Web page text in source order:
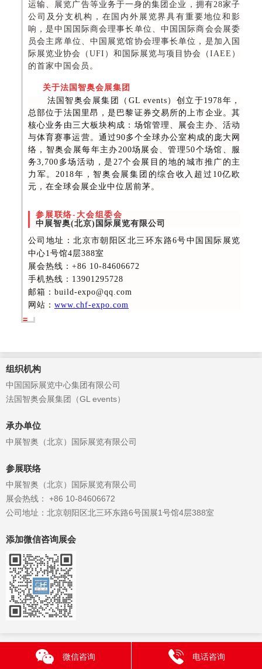
运输、展览广告等业务于一身的集团企业，拥有28家子
公司及分支机构，在国内外展览界具有重要地位和影
响，是中国国际商会理事长单位、中国国际商会会展委
员会主席单位、中国展览馆协会理事长单位，是加入国
际展览业协会（UFI）和国际展览与项目协会（IAEE）
的首家中国会员。
关于法国智奥会展集团
法国智奥会展集团（GL events）创立于1978年，
总部位于法国里昂，是巴黎证券交易所的上市企业。其
核心业务由三大板块构成：场馆管理、展会主办、活动
与体育赛事运营。通过90多个全球办公室构成的庞大网
络，智奥会展每年主办200场展会、管理50个场馆、服
务3,700多场活动，是27个会展目的地的城市推广的主
力军。2018年，智奥会展集团的综合收入超过10亿欧
元，在全球会展企业中位居前茅。
参展联络-大会组委会
中展智奥(北京)国际展览有限公司
公司地址：北京市朝阳区北三环东路6号中国国际展览
中心1号馆4层388室
展会热线 ：+86 10-84606672
手机热线：13901295728
邮箱：build-expo@qq.com
网站： www.chf-expo.com
组织机构
中国国际展览中心集团有限公司
法国智奥会展集团（GL events）
承办单位
中展智奥（北京）国际展览有限公司
参展联络
中展智奥（北京）国际展览有限公司
展会热线： +86 10-84606672
公司地址：北京朝阳区北三环东路6号国展1号馆4层388室
添加微信咨询展会
微信咨询 电话咨询